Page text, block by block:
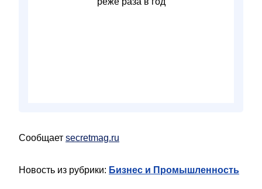
Сообщает secretmag.ru
Новость из рубрики: Бизнес и Промышленность